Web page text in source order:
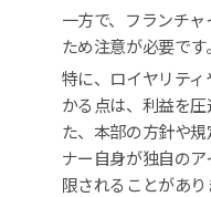
一方で、フランチ
ため注意が必要です。
特に、ロイヤリテ
かる点は、利益を
た、本部の方針や
ナー自身が独自の
限されることがあ